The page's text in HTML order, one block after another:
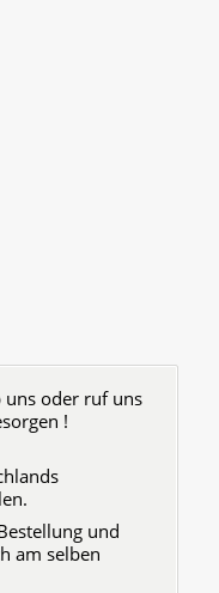
oder ruf uns
!
und
am selben